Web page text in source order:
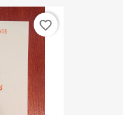
favorite_border